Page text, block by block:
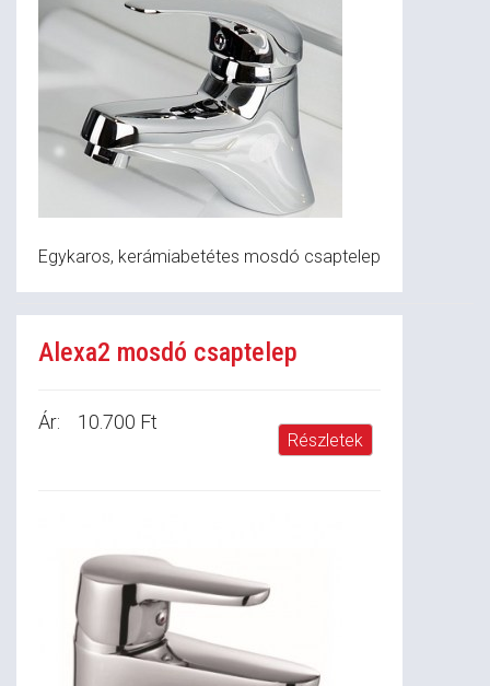
Egykaros, kerámiabetétes mosdó csaptelep
Alexa2 mosdó csaptelep
Ár: 10.700 Ft
Részletek